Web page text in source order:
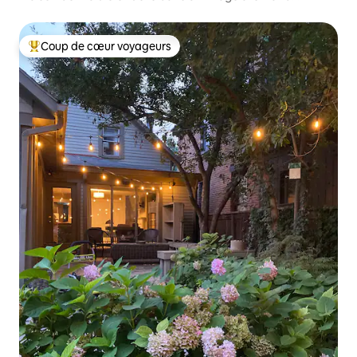
Coup de cœur voyageurs parmi les plus aimés
Coup de cœur voyageurs